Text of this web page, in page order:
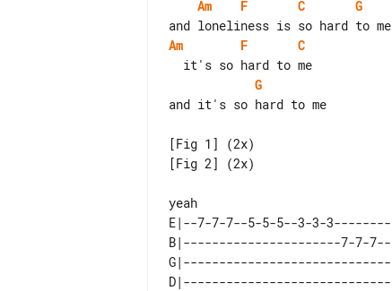
Am
F C
G
Am
F
C
G
and it's so hard to me
[Fig 1] (2x)
[Fig 2] (2x)
E|--7-7-7--5-5-5--3-3-
B|----------------------7-7-7--5-